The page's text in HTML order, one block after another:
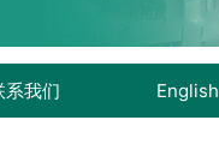
系我们 English